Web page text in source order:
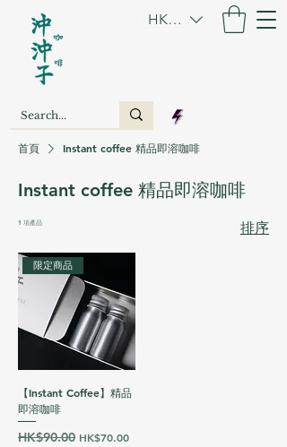
HKD (HK$)
首頁 Instant coffee 精品即溶咖啡
Instant coffee 精品即溶咖啡
1 項產品 排序
限定商品
【Instant Coffee】精品
即溶咖啡
一般價格
HK$90.00 促銷價格
HK$70.00